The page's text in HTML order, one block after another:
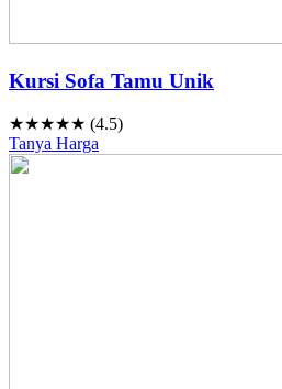
Kursi Sofa Tamu Unik
★★★★★ (4.5)
Tanya Harga